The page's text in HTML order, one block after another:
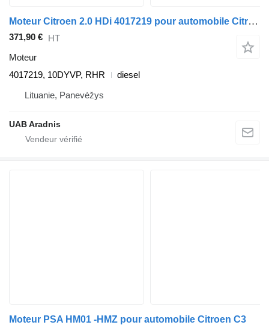
Moteur Citroen 2.0 HDi 4017219 pour automobile Citroen C5 III Break (TD_)
371,90 € HT
Moteur
4017219, 10DYVP, RHR
diesel
Lituanie, Panevėžys
UAB Aradnis
Moteur PSA HM01 -HMZ pour automobile Citroen C3